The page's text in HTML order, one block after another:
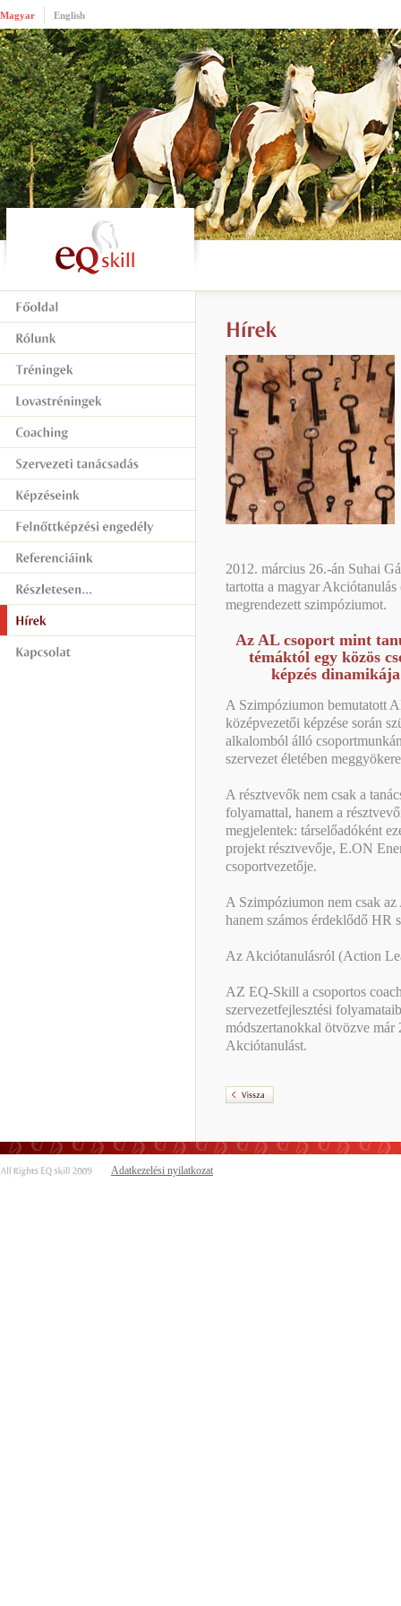
Magyar English
2012. március 26.-án Suhai
tartotta a magyar
megrendezett szimpóziumot.
Az AL csoport mint
témáktól egy közös
képzés
A Szimpóziumon bemutatott
középvezetői képzése során
alkalomból álló
szervezet életében
A résztvevők nem csak a
folyamattal, hanem a
megjelentek: társelőadóként
projekt résztvevője, E.ON
csoportvezetője.
A Szimpóziumon nem csak
hanem számos érdeklődő HR
Az Akciótanulásról (Action
AZ EQ-Skill a csoportos
szervezetfejlesztési
módszertanokkal ötvözve már
Akciótanulást.
Adatkezelési nyilatkozat